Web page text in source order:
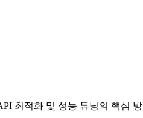
최적화 및 성능 튜닝의 핵심